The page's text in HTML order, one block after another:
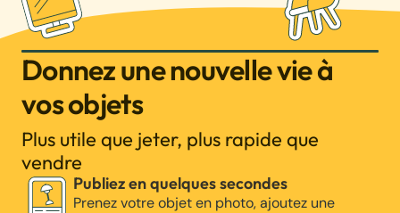
Donnez une nouvelle vie à
vos objets
Plus utile que jeter, plus rapide que
vendre
Publiez en quelques secondes
Prenez votre objet en photo, ajoutez une